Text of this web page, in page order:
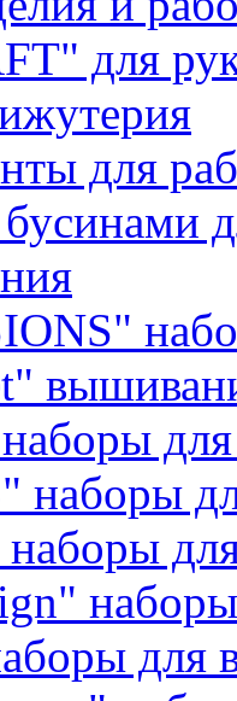
для
для
наборы
для